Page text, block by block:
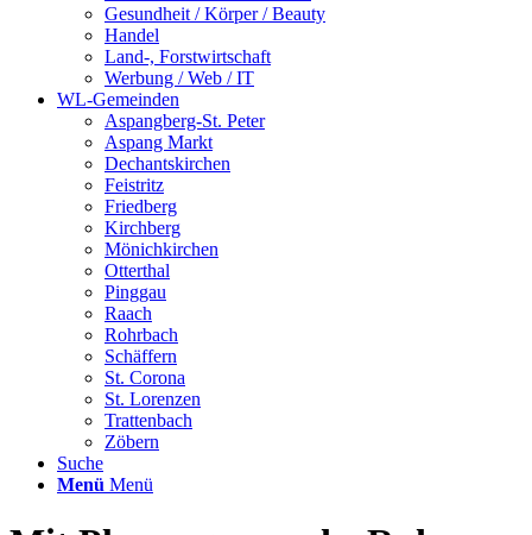
Gesundheit / Körper / Beauty
Handel
Land-, Forstwirtschaft
Werbung / Web / IT
WL-Gemeinden
Aspangberg-St. Peter
Aspang Markt
Dechantskirchen
Feistritz
Friedberg
Kirchberg
Mönichkirchen
Otterthal
Pinggau
Raach
Rohrbach
Schäffern
St. Corona
St. Lorenzen
Trattenbach
Zöbern
Suche
Menü Menü